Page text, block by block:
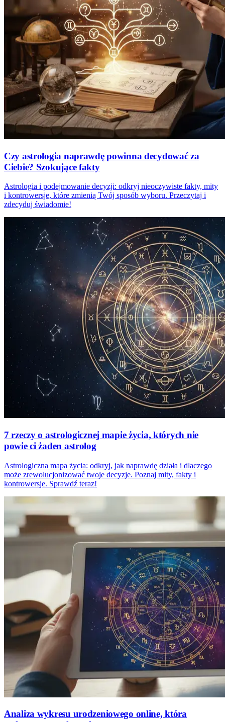
Czy astrologia naprawdę powinna decydować za
Ciebie? Szokujące fakty
Astrologia i podejmowanie decyzji: odkryj nieoczywiste fakty, mity
i kontrowersje, które zmienią Twój sposób wyboru. Przeczytaj i
zdecyduj świadomie!
7 rzeczy o astrologicznej mapie życia, których nie
powie ci żaden astrolog
Astrologiczna mapa życia: odkryj, jak naprawdę działa i dlaczego
może zrewolucjonizować twoje decyzje. Poznaj mity, fakty i
kontrowersje. Sprawdź teraz!
Analiza wykresu urodzeniowego online, która